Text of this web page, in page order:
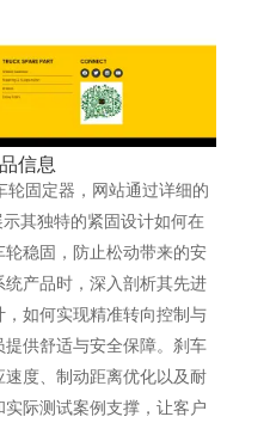
信息
轮固定器，网站通过详细的
其独特的紧固设计如何在
稳固，防止松动带来的安
产品时，深入剖析其先进
如何实现精准转向控制与
供舒适与安全保障。刹车
度、制动距离优化以及耐
际测试案例支撑，让客户